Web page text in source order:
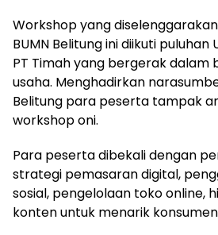
Workshop yang
BUMN Belitung ini diikuti
PT Timah yang bergerak dalam
usaha. Menghadirkan
Belitung para peserta tampak
workshop oni.
Para peserta dibekali dengan
strategi pemasaran digital,
sosial, pengelolaan toko online,
konten untuk menarik